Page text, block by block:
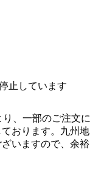
止しています
、一部のご注文に
おります。九州地
いますので、余裕